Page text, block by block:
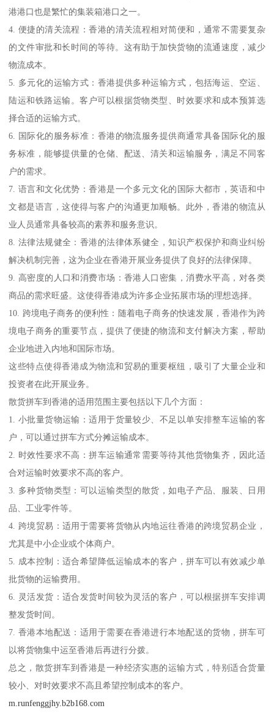
港港口也是繁忙的集装箱港口之一。
4. 便捷的清关流程：香港的清关流程相对简便和，通常不需要复杂
的文件审批和长时间的等待。这有助于加快货物的流通速度，减少
物流成本。
5. 多元化的运输方式：香港提供多种运输方式，包括海运、空运、
陆运和铁路运输。客户可以根据货物类型、时效要求和成本预算选
择合适的运输方式。
6. 国际化的服务标准：香港的物流服务提供商通常具备国际化的服
务标准，能够提供量的仓储、配送、清关和运输服务，满足不同客
户的需求。
7. 语言和文化优势：香港是一个多元文化的国际大都市，英语和中
文都是语言，这使得与客户的沟通更加顺畅。此外，香港的物流从
业人员通常具备较高的素养和服务意识。
8. 法律法规健全：香港的法律体系健全，知识产权保护和商业纠纷
解决机制完善，这为企业在香港开展业务提供了良好的法律保障。
9. 高密度的人口和消费市场：香港人口密集，消费水平高，对各类
商品的需求旺盛。这使得香港成为许多企业拓展市场的理想选择。
10. 跨境电子商务的便利性：随着电子商务的快速发展，香港作为跨
境电子商务的重要节点，提供了便捷的物流和支付解决方案，帮助
企业地进入内地和国际市场。
这些特点使得香港成为物流和贸易的重要枢纽，吸引了大量企业和
投资者在此开展业务。
散货拼车到香港的适用范围主要包括以下几个方面：
1. 小批量货物运输：适用于货量较少、不足以单安排整车运输的客
户，可以通过拼车方式分摊运输成本。
2. 时效性要求不高：拼车运输通常需要等待其他货物集齐，因此适
合对运输时效要求不高的客户。
3. 多种货物类型：可以运输类型的散货，如电子产品、服装、日用
品、工业零件等。
4. 跨境贸易：适用于需要将货物从内地运往香港的跨境贸易企业，
尤其是中小企业或个体商户。
5. 成本控制：适合希望降低运输成本的客户，拼车可以有效减少单
批货物的运输费用。
6. 灵活发货：适合发货时间较为灵活的客户，可以根据拼车安排调
整发货时间。
7. 香港本地配送：适用于需要在香港进行本地配送的货物，拼车可
以将货物集中运至香港后再进行分拨。
总之，散货拼车到香港是一种经济实惠的运输方式，特别适合货量
较小、对时效要求不高且希望控制成本的客户。
m.runfenggjhy.b2b168.com